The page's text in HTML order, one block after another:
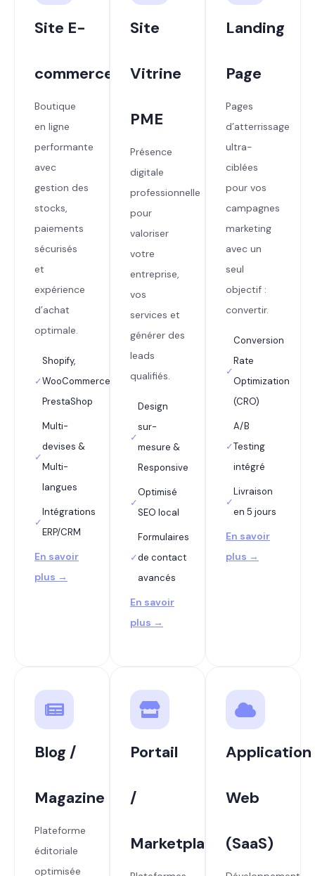
Site E-
commerce
Boutique
en ligne
performante
avec
gestion des
stocks,
paiements
sécurisés
et
expérience
d’achat
optimale.
✓
Shopify,
WooCommerce,
PrestaShop
✓
Multi-
devises &
Multi-
langues
✓
Intégrations
ERP/CRM
En savoir
plus →
Site
Vitrine
PME
Présence
digitale
professionnelle
pour
valoriser
votre
entreprise,
vos
services et
générer des
leads
qualifiés.
✓
Design
sur-
mesure &
Responsive
✓
Optimisé
SEO local
✓
Formulaires
de contact
avancés
En savoir
plus →
Landing
Page
Pages
d’atterrissage
ultra-
ciblées
pour vos
campagnes
marketing
avec un
seul
objectif :
convertir.
✓
Conversion
Rate
Optimization
(CRO)
✓
A/B
Testing
intégré
✓
Livraison
en 5 jours
En savoir
plus →
Blog /
Magazine
Plateforme
éditoriale
optimisée
Portail
/
Marketplace
Application
Web
(SaaS)